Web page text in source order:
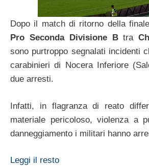
Dopo il match di ritorno della finale
Pro Seconda Divisione Btra
sono purtroppo segnalati incidenti
carabinieri di Nocera Inferiore
due arresti.
Infatti, in flagranza di reato
materiale pericoloso, violenza a
danneggiamento i militari hanno
Leggi il resto